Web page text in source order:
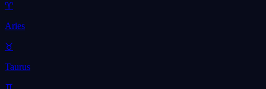
♈
Aries
♉
Taurus